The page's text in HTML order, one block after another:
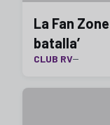
La Fan
batalla’
CLUB RV